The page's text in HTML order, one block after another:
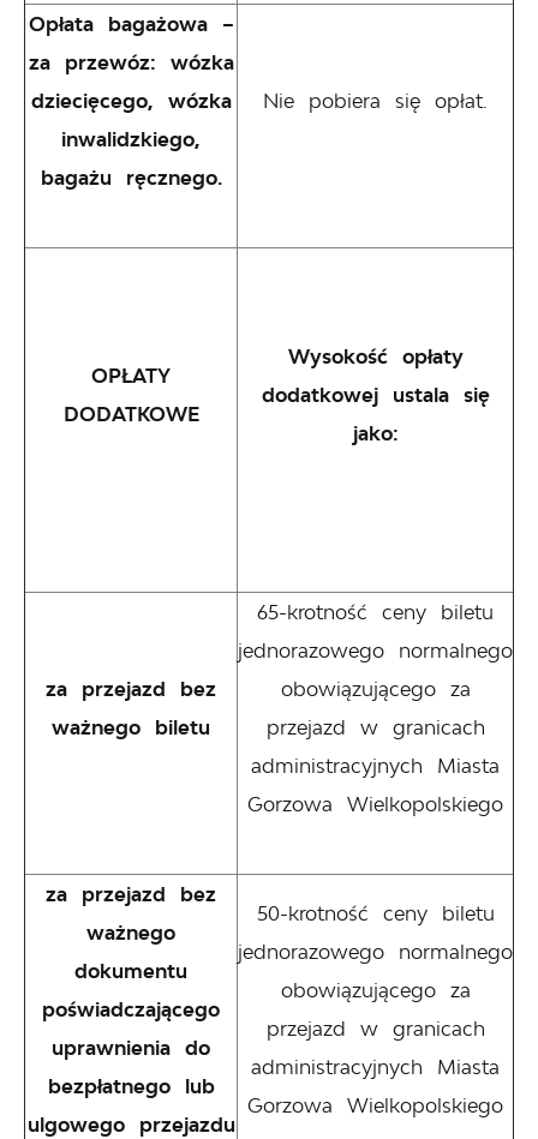
Opłata bagażowa –
za przewóz: wózka
dziecięcego, wózka
inwalidzkiego,
bagażu ręcznego.
Nie pobiera się opłat.
OPŁATY
DODATKOWE
Wysokość opłaty
dodatkowej ustala się
jako:
za przejazd bez
ważnego biletu
65-krotność ceny biletu
jednorazowego normalnego
obowiązującego za
przejazd w granicach
administracyjnych Miasta
Gorzowa Wielkopolskiego
za przejazd bez
ważnego
dokumentu
poświadczającego
uprawnienia do
bezpłatnego lub
ulgowego przejazdu
50-krotność ceny biletu
jednorazowego normalnego
obowiązującego za
przejazd w granicach
administracyjnych Miasta
Gorzowa Wielkopolskiego